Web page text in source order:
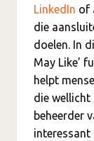
LinkedIn of
die
doelen. In
May Like’
helpt
die wellicht
beheerder
interessant